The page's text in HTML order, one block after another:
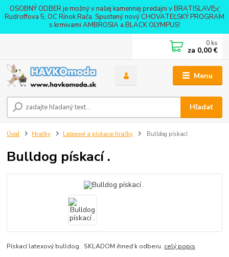
OSOBNÝ ODBER je možný v našej kamennej predajni v BRATISLAVE -
Rudroffova 5, OC Rínok Rača. Spustený nový CHOVATEĽSKÝ PROGRAM
s krmivami AMBROSIA a BLACK OLYMPUS!
Menu
Hľadať
0 ks
za 0,00 €
Úvod Hračky Latexové a pískacie hračky Bulldog pískací .
Bulldog pískací .
Pískací latexový bulldog . SKLADOM ihneď k odberu. celý popis